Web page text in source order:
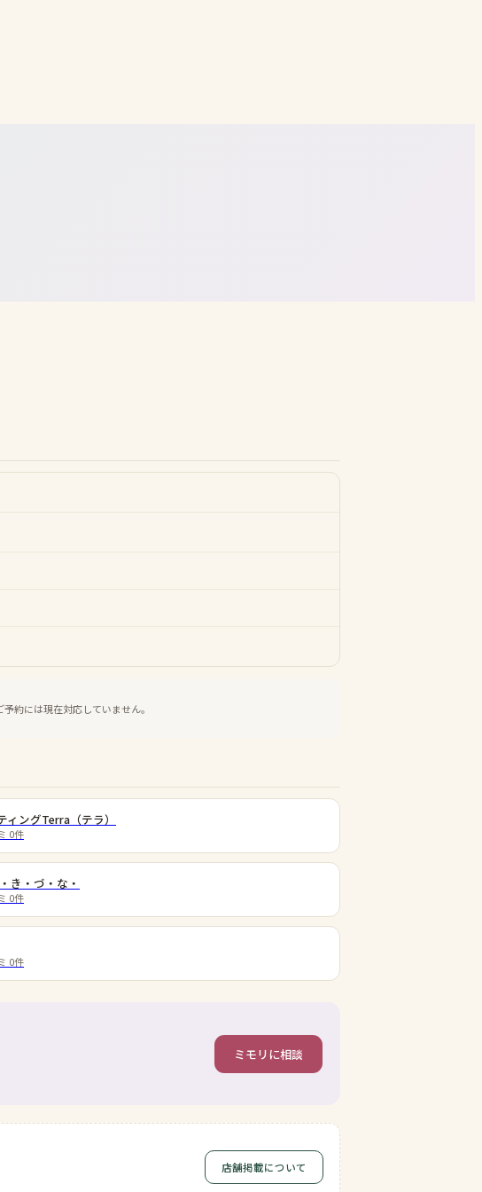
約には現在対応していません。
ングTerra（テラ）
0件
き・づ・な・
0件
0件
ミモリに相談
店舗掲載について